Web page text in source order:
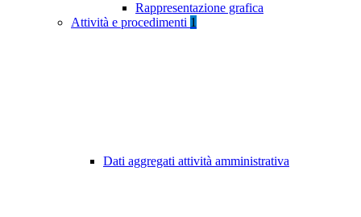
Rappresentazione grafica
Attività e procedimenti 1
Dati aggregati attività amministrativa